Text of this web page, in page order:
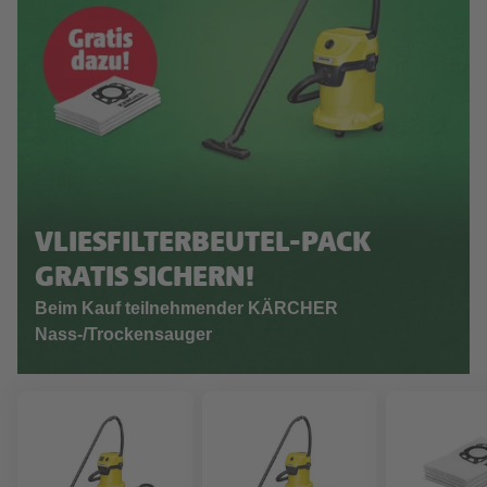
VLIESFILTERBEUTEL-PACK
GRATIS SICHERN!
Beim Kauf teilnehmender KÄRCHER
Nass-/Trockensauger